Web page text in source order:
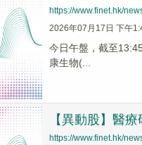
https://www.finet.hk/
2026年07月17日 下午
今日午盤，截至
康生物(...
【異動股】醫
https://www.finet.hk/